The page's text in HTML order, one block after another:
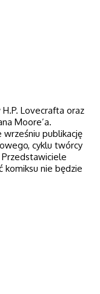
Lovecrafta oraz
Moore’a.
publikację
cyklu twórcy
komiksu nie będzie